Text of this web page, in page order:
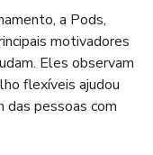
a Pods,
motivadores
Eles observam
flexíveis ajudou
das pessoas com